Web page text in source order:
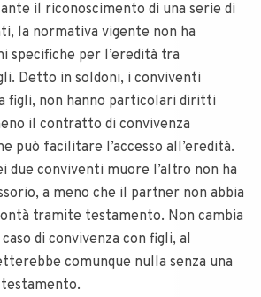
il riconoscimento di una serie di
la normativa vigente non ha
specifiche per l’eredità tra
Detto in soldoni, i conviventi
figli, non hanno particolari diritti
il contratto di convivenza
può facilitare l’accesso all’eredità.
due conviventi muore l’altro non ha
a meno che il partner non abbia
tramite testamento. Non cambia
di convivenza con figli, al
comunque nulla senza una